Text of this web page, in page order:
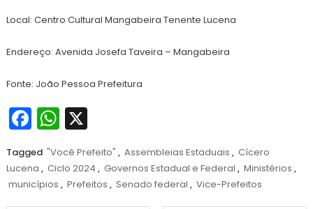
Local: Centro Cultural Mangabeira Tenente Lucena
Endereço: Avenida Josefa Taveira – Mangabeira
Fonte: João Pessoa Prefeitura
Facebook
WhatsApp
X
Tagged "Você Prefeito" , Assembleias Estaduais , Cícero
Lucena , Ciclo 2024 , Governos Estadual e Federal , Ministérios ,
municípios , Prefeitos , Senado federal , Vice-Prefeitos